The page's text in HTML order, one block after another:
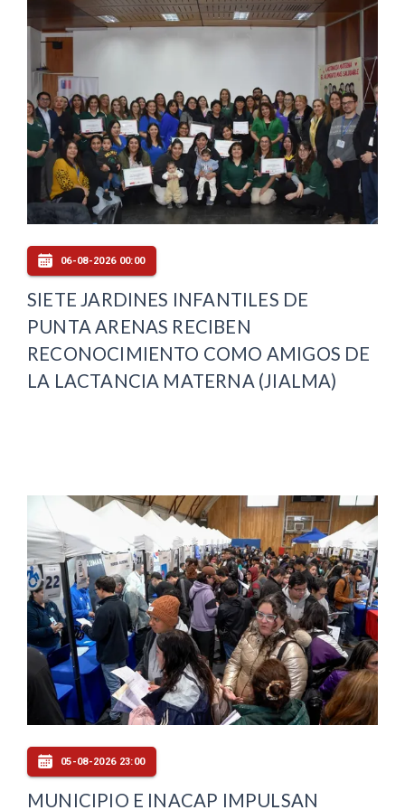
06-08-2026 00:00
SIETE JARDINES INFANTILES DE
PUNTA ARENAS RECIBEN
RECONOCIMIENTO COMO AMIGOS DE
LA LACTANCIA MATERNA (JIALMA)
05-08-2026 23:00
MUNICIPIO E INACAP IMPULSAN